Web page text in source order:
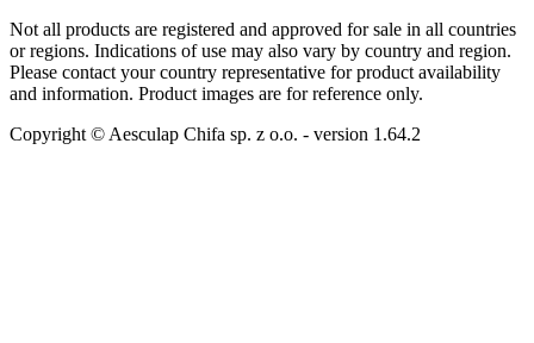
Not all products are registered and approved for sale in all countries
or regions. Indications of use may also vary by country and region.
Please contact your country representative for product availability
and information. Product images are for reference only.
Copyright © Aesculap Chifa sp. z o.o. - version 1.64.2